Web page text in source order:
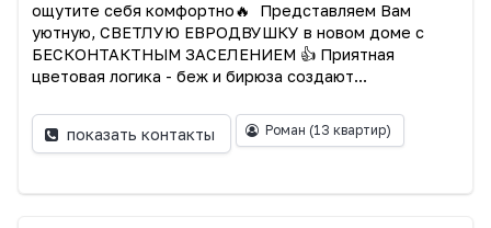
ощутите себя комфортно🔥 Представляем Вам
уютную, СВЕТЛУЮ ЕВРОДВУШКУ в новом доме с
БЕСКОНТАКТНЫМ ЗАСЕЛЕНИЕМ 👍 Приятная
цветовая логика - беж и бирюза создают...
показать контакты Роман (13 квартир)